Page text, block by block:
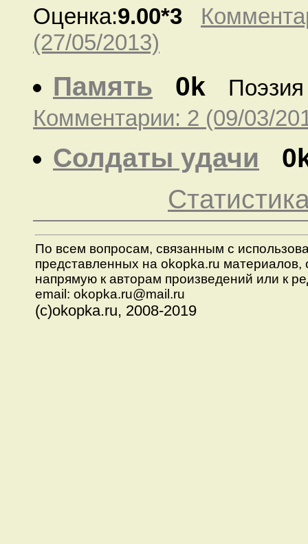
Оценка:9.00*3
(27/05/2013)
Память
0k
Поэзия
Комментарии: 2 (09/03/
Солдаты удачи
По всем вопросам, связанным с
представленных на okopka.ru материалов,
напрямую к авторам произведений или к
email: okopka.ru@mail.ru
(с)okopka.ru, 2008-2019